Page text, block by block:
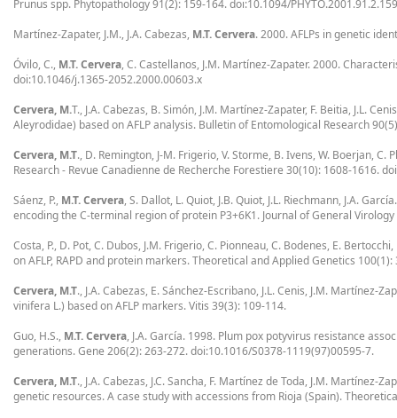
Prunus spp. Phytopathology 91(2): 159-164. doi:10.1094/
Martínez-Zapater, J.M., J.A. Cabezas, M.T. Cervera. 2000. AFLPs in genetic
Óvilo, C., M.T. Cervera, C. Castellanos, J.M. Martínez-Zapater. 2000.
doi:10.1046/j.1365-2052.2000.00603.x
Cervera, M.T., J.A. Cabezas, B. Simón, J.M. Martínez-Zapater, F. Beitia, J.L.
Aleyrodidae) based on AFLP analysis. Bulletin of Entomological Research
Cervera, M.T., D. Remington, J-M. Frigerio, V. Storme, B. Ivens, W. Boerjan,
Research - Revue Canadienne de Recherche Forestiere 30(10): 1608-1616.
Sáenz, P., M.T. Cervera, S. Dallot, L. Quiot, J.B. Quiot, J.L. Riechmann, J.A.
encoding the C-terminal region of protein P3+6K1. Journal of General
Costa, P., D. Pot, C. Dubos, J.M. Frigerio, C. Pionneau, C. Bodenes, E. Bertocchi,
on AFLP, RAPD and protein markers. Theoretical and Applied Genetics
Cervera, M.T., J.A. Cabezas, E. Sánchez-Escribano, J.L. Cenis, J.M.
vinifera L.) based on AFLP markers. Vitis 39(3): 109-114.
Guo, H.S., M.T. Cervera, J.A. García. 1998. Plum pox potyvirus resistance
generations. Gene 206(2): 263-272. doi:10.1016/S0378-1119(97)00595-7.
Cervera, M.T., J.A. Cabezas, J.C. Sancha, F. Martínez de Toda, J.M.
genetic resources. A case study with accessions from Rioja (Spain).